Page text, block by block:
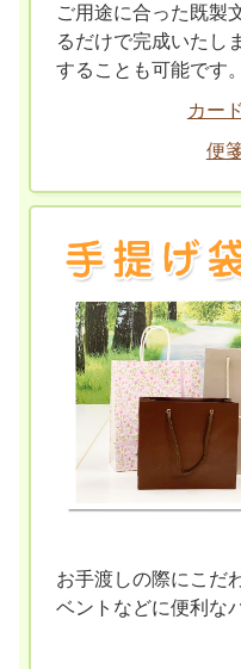
ご用途に合った既製
るだけで完成いたし
することも可能です。
カー
便
お手渡しの際にこだ
ベントなどに便利な